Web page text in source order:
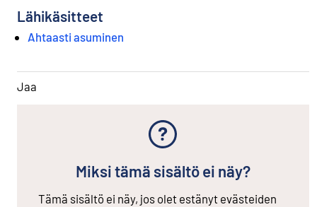
Lähikäsitteet
Ahtaasti asuminen
Jaa
Miksi tämä sisältö ei näy?
Tämä sisältö ei näy, jos olet estänyt evästeiden